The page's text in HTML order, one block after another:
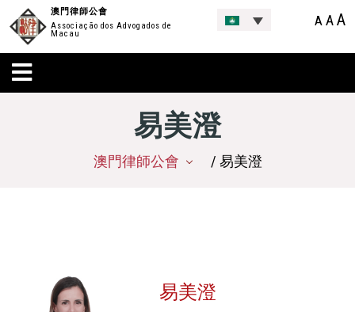
澳門律師公會
Associação dos Advogados de
Macau
A AA
易美澄
澳門律師公會 / 易美澄
易美澄